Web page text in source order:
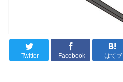
Twitter Facebook はてブ